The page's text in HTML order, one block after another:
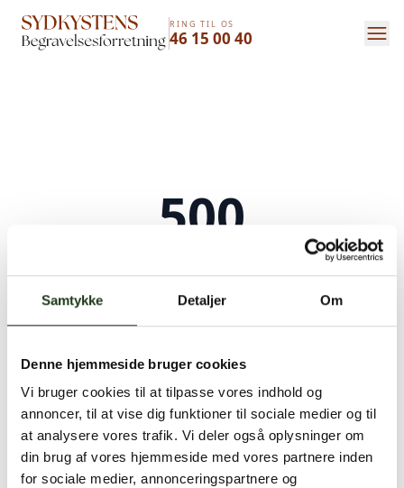
Samtykke Detaljer Om
Denne hjemmeside bruger cookies
Vi bruger cookies til at tilpasse vores indhold og
annoncer, til at vise dig funktioner til sociale medier og til
at analysere vores trafik. Vi deler også oplysninger om
din brug af vores hjemmeside med vores partnere inden
for sociale medier, annonceringspartnere og
RING TIL OS
46 15 00 40
500
Serverfejl
Der opstod en intern serverfejl. Vi arbejder på
Kontakt os på +45 46 15 00 40 bedemand@s-bf.dk